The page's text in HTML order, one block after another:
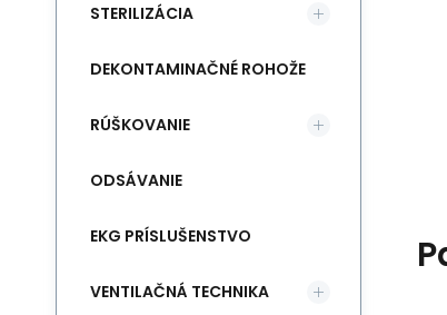
STERILIZÁCIA
DEKONTAMINAČNÉ ROHOŽE
RÚŠKOVANIE
ODSÁVANIE
EKG PRÍSLUŠENSTVO
VENTILAČNÁ TECHNIKA